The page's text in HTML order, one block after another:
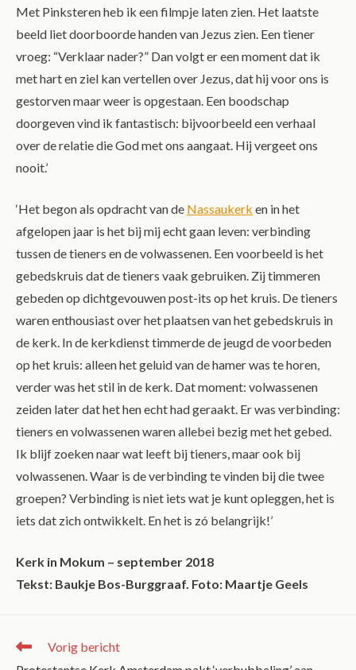
Met Pinksteren heb ik een filmpje laten zien. Het laatste
beeld liet doorboorde handen van Jezus zien. Een tiener
vroeg: “Verklaar nader?” Dan volgt er een moment dat ik
met hart en ziel kan vertellen over Jezus, dat hij voor ons is
gestorven maar weer is opgestaan. Een boodschap
doorgeven vind ik fantastisch: bijvoorbeeld een verhaal
over de relatie die God met ons aangaat. Hij vergeet ons
nooit.’
‘Het begon als opdracht van de Nassaukerk en in het
afgelopen jaar is het bij mij echt gaan leven: verbinding
tussen de tieners en de volwassenen. Een voorbeeld is het
gebedskruis dat de tieners vaak gebruiken. Zij timmeren
gebeden op dichtgevouwen post-its op het kruis. De tieners
waren enthousiast over het plaatsen van het gebedskruis in
de kerk. In de kerkdienst timmerde de jeugd de voorbeden
op het kruis: alleen het geluid van de hamer was te horen,
verder was het stil in de kerk. Dat moment: volwassenen
zeiden later dat het hen echt had geraakt. Er was verbinding:
tieners en volwassenen waren allebei bezig met het gebed.
Ik blijf zoeken naar wat leeft bij tieners, maar ook bij
volwassenen. Waar is de verbinding te vinden bij die twee
groepen? Verbinding is niet iets wat je kunt opleggen, het is
iets dat zich ontwikkelt. En het is zó belangrijk!’
Kerk in Mokum – september 2018
Tekst: Baukje Bos-Burggraaf. Foto: Maartje Geels
Vorig bericht